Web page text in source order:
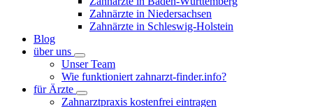
Zahnärzte in Niedersachsen
Zahnärzte in Schleswig-Holstein
Blog
über uns
Unser Team
Wie funktioniert zahnarzt-finder.info?
für Ärzte
Zahnarztpraxis kostenfrei eintragen